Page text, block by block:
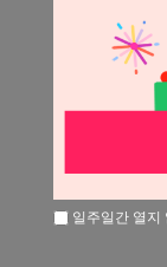
일주일간 열지